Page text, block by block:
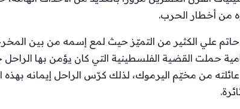
من أخطار الحرب.
علي الكثير من التميّز حيث لمع إسمه من بين
حملت القضية الفلسطينية التي كان يؤمن بها
من مخيّم اليرموك، لذلك كرّس الراحل إيمانه بهذه